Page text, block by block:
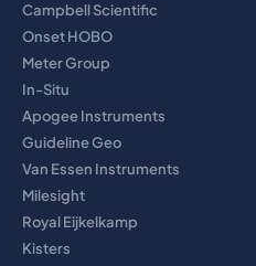
Campbell Scientific
Onset HOBO
Meter Group
In-Situ
Apogee Instruments
Guideline Geo
Van Essen Instruments
Milesight
Royal Eijkelkamp
Kisters